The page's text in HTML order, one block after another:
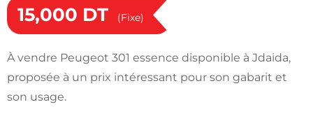
15,000 DT (Fixe)
À vendre Peugeot 301 essence disponible à Jdaida,
proposée à un prix intéressant pour son gabarit et
son usage.